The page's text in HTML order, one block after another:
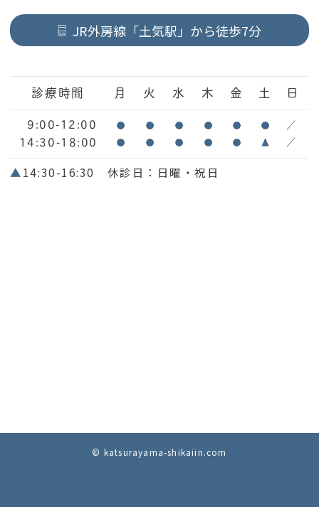
JR外房線「土気駅」から徒歩7分
診療時間 月 火 水 木 金 土 日
9:00-12:00 ● ● ● ● ● ● ／
14:30-18:00 ● ● ● ● ● ▲ ／
▲14:30-16:30 休診日：日曜・祝日
© katsurayama-shikaiin.com